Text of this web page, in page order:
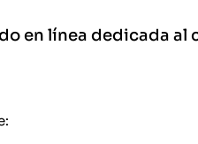
en línea dedicada